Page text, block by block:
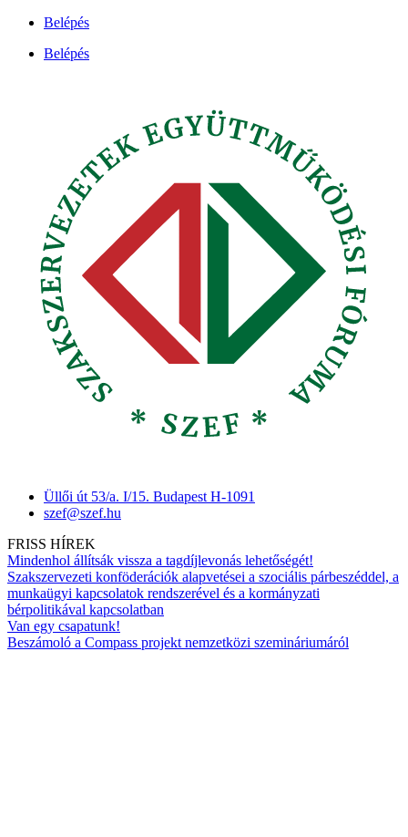
Ugrás
tartalomhoz
Belépés
Belépés
Üllői út 53/a. I/15. Budapest H-1091
szef@szef.hu
FRISS HÍREK
Mindenhol állítsák vissza a tagdíjlevonás lehetőségét!
Szakszervezeti konföderációk alapvetései a szociális párbeszéddel, a
munkaügyi kapcsolatok rendszerével és a kormányzati
bérpolitikával kapcsolatban
Van egy csapatunk!
Beszámoló a Compass projekt nemzetközi szemináriumáról